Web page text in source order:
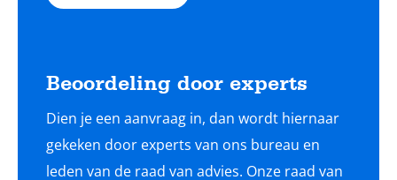
Beoordeling door experts
Dien je een aanvraag in, dan wordt hiernaar
gekeken door experts van ons bureau en
leden van de raad van advies. Onze raad van